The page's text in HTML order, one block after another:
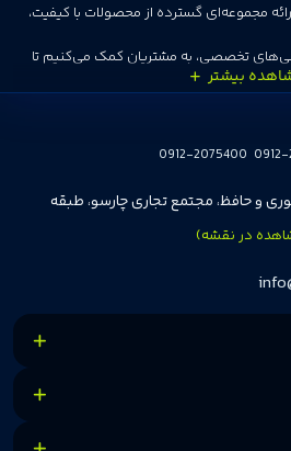
مجموعه‌ای گسترده از محصولات با کیفیت،
تخصصی، به مشتریان کمک می‌کنیم تا
باشند. تهران اسپیکر با تجربه‌ای بیش از
خریدی آسان، سریع و مطمئن تمرکز دارد تا
انتخاب خود لذت ببرند. ما به رضایت و اعتماد
در تلاشیم تا بهترین‌ها را برای آن‌ها فراهم
کنیم.
0912-2075400
و حافظ، مجتمع تجاری چارسو، طبقه
در نقشه)